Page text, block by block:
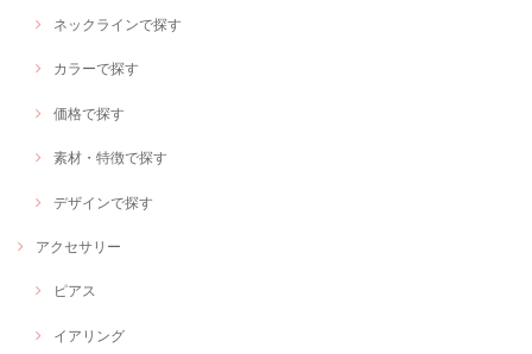
ネックラインで探す
カラーで探す
価格で探す
素材・特徴で探す
デザインで探す
アクセサリー
ピアス
イアリング